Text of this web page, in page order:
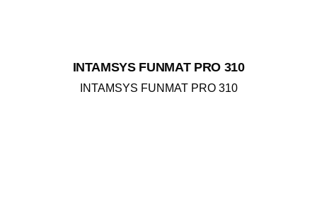
INTAMSYS FUNMAT PRO 310
INTAMSYS FUNMAT PRO 310